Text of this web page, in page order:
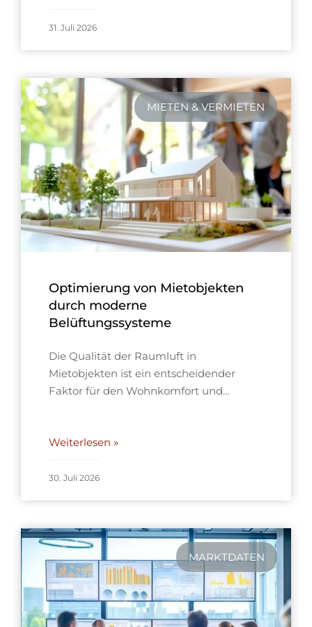
31. Juli 2026
MIETEN & VERMIETEN
Optimierung von Mietobjekten
durch moderne
Belüftungssysteme
Die Qualität der Raumluft in
Mietobjekten ist ein entscheidender
Faktor für den Wohnkomfort und…
Weiterlesen »
30. Juli 2026
MARKTDATEN